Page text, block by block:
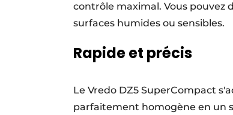
contrôle maximal. Vous
surfaces humides ou sensibles.
Rapide et précis
Le Vredo DZ5 SuperCompact
parfaitement homogène en un